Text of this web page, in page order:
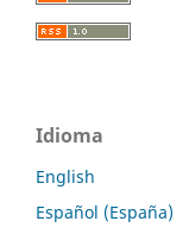
Idioma
English
Español (España)